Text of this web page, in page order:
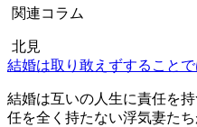
ョ
ン
関連コラム
北見
結婚は取り敢えずすること
結婚は互いの人生に責任を
任を全く持たない浮気妻た